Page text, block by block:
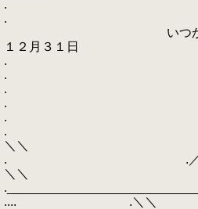
.
いつかの未来
１２月３１日
.
. ／
. ／／
. .／／／.
. .／／／:||
. .／／
＼＼
. .／／ ￣
＼＼
.... .＼＼